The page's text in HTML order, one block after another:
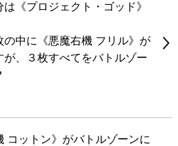
《プロジェクト・ゴッド》
の中に《悪魔右機 フリル》が
が、３枚すべてをバトルゾー
コットン》がバトルゾーンに